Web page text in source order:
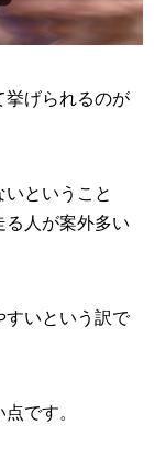
挙げられるのが
ということ
る人が案外多い
すいという訳で
です。